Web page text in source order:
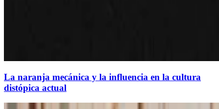
La naranja mecánica y la influencia en la cultura
distópica actual